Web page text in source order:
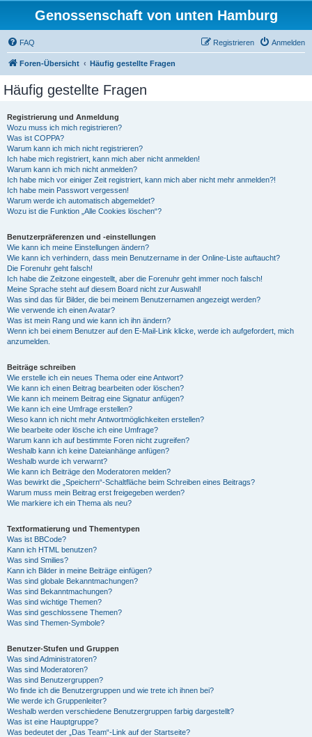
Genossenschaft von unten Hamburg
FAQ Anmelden
Registrieren
Foren-Übersicht Häufig gestellte Fragen
Häufig gestellte Fragen
Registrierung und Anmeldung
Wozu muss ich mich registrieren?
Was ist COPPA?
Warum kann ich mich nicht registrieren?
Ich habe mich registriert, kann mich aber nicht anmelden!
Warum kann ich mich nicht anmelden?
Ich habe mich vor einiger Zeit registriert, kann mich aber nicht mehr anmelden?!
Ich habe mein Passwort vergessen!
Warum werde ich automatisch abgemeldet?
Wozu ist die Funktion „Alle Cookies löschen“?
Benutzerpräferenzen und -einstellungen
Wie kann ich meine Einstellungen ändern?
Wie kann ich verhindern, dass mein Benutzername in der Online-Liste auftaucht?
Die Forenuhr geht falsch!
Ich habe die Zeitzone eingestellt, aber die Forenuhr geht immer noch falsch!
Meine Sprache steht auf diesem Board nicht zur Auswahl!
Was sind das für Bilder, die bei meinem Benutzernamen angezeigt werden?
Wie verwende ich einen Avatar?
Was ist mein Rang und wie kann ich ihn ändern?
Wenn ich bei einem Benutzer auf den E-Mail-Link klicke, werde ich aufgefordert, mich
anzumelden.
Beiträge schreiben
Wie erstelle ich ein neues Thema oder eine Antwort?
Wie kann ich einen Beitrag bearbeiten oder löschen?
Wie kann ich meinem Beitrag eine Signatur anfügen?
Wie kann ich eine Umfrage erstellen?
Wieso kann ich nicht mehr Antwortmöglichkeiten erstellen?
Wie bearbeite oder lösche ich eine Umfrage?
Warum kann ich auf bestimmte Foren nicht zugreifen?
Weshalb kann ich keine Dateianhänge anfügen?
Weshalb wurde ich verwarnt?
Wie kann ich Beiträge den Moderatoren melden?
Was bewirkt die „Speichern“-Schaltfläche beim Schreiben eines Beitrags?
Warum muss mein Beitrag erst freigegeben werden?
Wie markiere ich ein Thema als neu?
Textformatierung und Thementypen
Was ist BBCode?
Kann ich HTML benutzen?
Was sind Smilies?
Kann ich Bilder in meine Beiträge einfügen?
Was sind globale Bekanntmachungen?
Was sind Bekanntmachungen?
Was sind wichtige Themen?
Was sind geschlossene Themen?
Was sind Themen-Symbole?
Benutzer-Stufen und Gruppen
Was sind Administratoren?
Was sind Moderatoren?
Was sind Benutzergruppen?
Wo finde ich die Benutzergruppen und wie trete ich ihnen bei?
Wie werde ich Gruppenleiter?
Weshalb werden verschiedene Benutzergruppen farbig dargestellt?
Was ist eine Hauptgruppe?
Was bedeutet der „Das Team“-Link auf der Startseite?